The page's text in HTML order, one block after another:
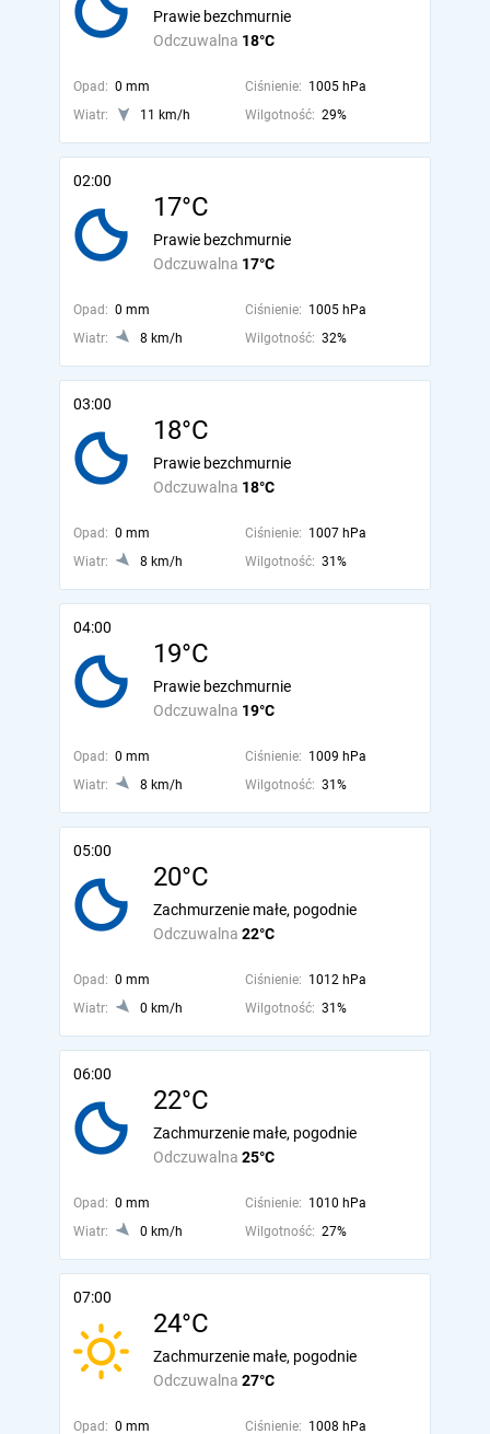
Odczuwalna 18°C
Prawie bezchmurnie
Opad: 0 mm Ciśnienie: 1005 hPa
Wiatr:
11 km/h Wilgotność: 29%
02:00
17°C
Odczuwalna 17°C
Prawie bezchmurnie
Opad: 0 mm Ciśnienie: 1005 hPa
Wiatr:
8 km/h Wilgotność: 32%
03:00
18°C
Odczuwalna 18°C
Prawie bezchmurnie
Opad: 0 mm Ciśnienie: 1007 hPa
Wiatr:
8 km/h Wilgotność: 31%
04:00
19°C
Odczuwalna 19°C
Prawie bezchmurnie
Opad: 0 mm Ciśnienie: 1009 hPa
Wiatr:
8 km/h Wilgotność: 31%
05:00
20°C
Odczuwalna 22°C
Zachmurzenie małe, pogodnie
Opad: 0 mm Ciśnienie: 1012 hPa
Wiatr:
0 km/h Wilgotność: 31%
06:00
22°C
Odczuwalna 25°C
Zachmurzenie małe, pogodnie
Opad: 0 mm Ciśnienie: 1010 hPa
Wiatr:
0 km/h Wilgotność: 27%
07:00
24°C
Odczuwalna 27°C
Zachmurzenie małe, pogodnie
Opad: 0 mm Ciśnienie: 1008 hPa